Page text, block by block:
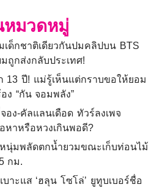
หมวดหมู่
ด็กชาติเดียวกันปมคลิปบน BTS
ถูกส่งกลับประเทศ!
13 ปี! แม่รู้เห็นแต่กราบขอให้ยอม
ง “กัน จอมพลัง”
อง-คัลแลนเดือด ทัวร์ลงเพจ
หาหรือหวงเกินพอดี?
นุ่มพลัดตกน้ำยวมขณะเก็บท่อนไม้
กม.
บาะแส ‘ฮลุน โซโล่’ ยูทูบเบอร์ชื่อ